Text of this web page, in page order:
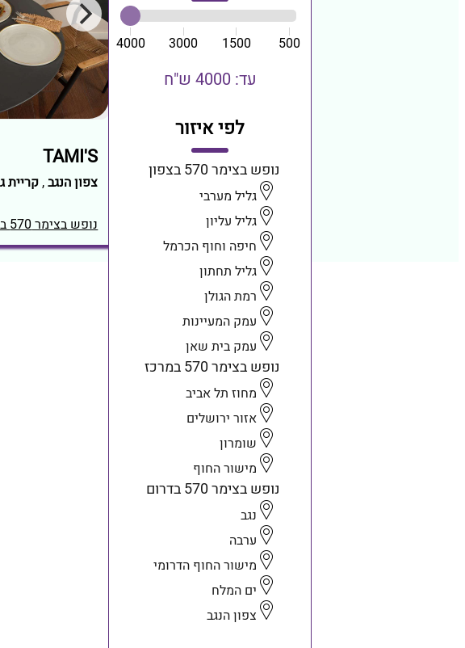
500
1500
3000
4000
עד: 4000 ש"ח
לפי איזור
נופש בצימר 570 בצפון
גליל מערבי
גליל עליון
חיפה וחוף הכרמל
גליל תחתון
רמת הגולן
עמק המעיינות
עמק בית שאן
נופש בצימר 570 במרכז
מחוז תל אביב
אזור ירושלים
שומרון
מישור החוף
נופש בצימר 570 בדרום
נגב
ערבה
מישור החוף הדרומי
ים המלח
צפון הנגב
TAMI'S
צפון הנגב,קריית
נופש בצימר 570 בצפון הנגב